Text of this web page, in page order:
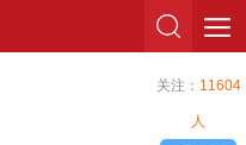
关注： 11604
人